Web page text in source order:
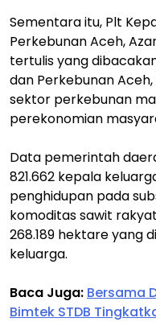
Sementara itu, Plt
Perkebunan Aceh,
tertulis yang
dan Perkebunan
sektor perkebunan
perekonomian
Data pemerintah
821.662 kepala
penghidupan pada
komoditas sawit
268.189 hektare yang
keluarga.
Baca Juga: Bersama
Bimtek STDB